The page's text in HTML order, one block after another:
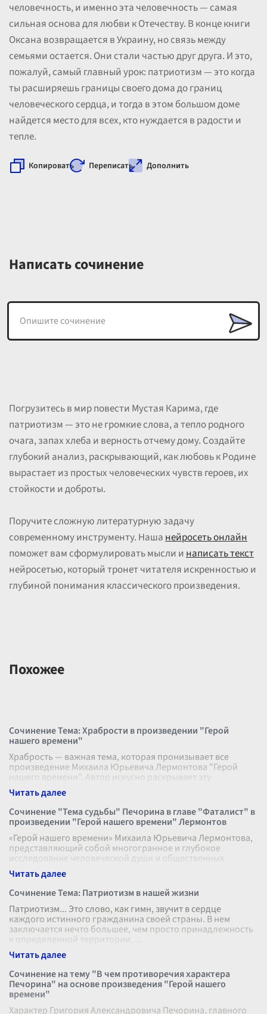
человечность, и именно эта человечность — самая
сильная основа для любви к Отечеству. В конце книги
Оксана возвращается в Украину, но связь между
семьями остается. Они стали частью друг друга. И это,
пожалуй, самый главный урок: патриотизм — это когда
ты расширяешь границы своего дома до границ
человеческого сердца, и тогда в этом большом доме
найдется место для всех, кто нуждается в радости и
тепле.
Копировать Переписать Дополнить
Написать сочинение
Погрузитесь в мир повести Мустая Карима, где
патриотизм — это не громкие слова, а тепло родного
очага, запах хлеба и верность отчему дому. Создайте
глубокий анализ, раскрывающий, как любовь к Родине
вырастает из простых человеческих чувств героев, их
стойкости и доброты.
Поручите сложную литературную задачу
современному инструменту. Нашанейросеть онлайн
поможет вам сформулировать мысли инаписать текст
нейросетью, который тронет читателя искренностью и
глубиной понимания классического произведения.
Похожее
Сочинение Тема: Храбрости в произведении "Герой
нашего времени"
Храбрость — важная тема, которая пронизывает все
произведение Михаила Юрьевича Лермонтова "Герой
нашего времени". Автор искусно раскрывает эту
добродетель через образы и поступки г
Сочинение "Тема судьбы" Печорина в главе "Фаталист" в
произведении "Герой нашего времени" Лермонтов
«Герой нашего времени» Михаила Юрьевича Лермонтова,
представляющий собой многогранное и глубокое
исследование человеческой души и общественных
нравов, затрагивает в каждой своей ча
Сочинение Тема: Патриотизм в нашей жизни
Патриотизм... Это слово, как гимн, звучит в сердце
каждого истинного гражданина своей страны. В нем
заключается нечто большее, чем просто принадлежность
к определенной территории,
Сочинение на тему "В чем противоречия характера
Печорина" на основе произведения "Герой нашего
времени"
Характер Григория Александровича Печорина, главного